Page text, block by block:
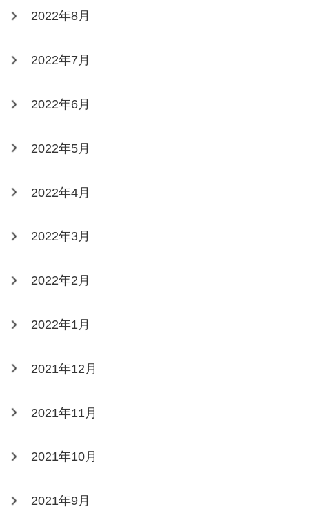
2022年8月
2022年7月
2022年6月
2022年5月
2022年4月
2022年3月
2022年2月
2022年1月
2021年12月
2021年11月
2021年10月
2021年9月